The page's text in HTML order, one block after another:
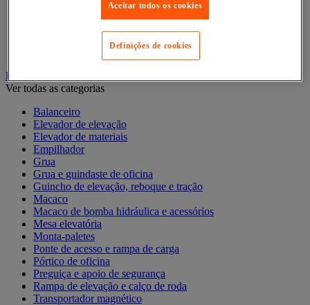
Contentor móvel encaixável
Contentor móvel standard
Empilhador, Mesa Elevatória e Sistemas de Elevação
Ver todas as categorias
Balanceiro
Elevador de elevação
Elevador de materiais
Empilhador
Grua
Grua e guindaste de oficina
Guincho de elevação, reboque e tração
Macaco
Macaco de bomba hidráulica e acessórios
Mesa elevatória
Monta-paletes
Ponte de acesso e rampa de carga
Pórtico de oficina
Preguiça e apoio de segurança
Rampa de elevação e calço de roda
Transportador magnético
Aceitar todos os cookies
Definições de cookies